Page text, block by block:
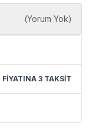
(Yorum Yok)
FİYATINA 3 TAKSİT